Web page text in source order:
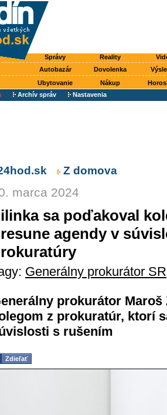
Správy Reality
Autobazár Dovolenka
Ubytovanie Nákup
Archív správ Nastavenia
Z domova
marca 2024
sa poďakoval
agendy v
Generálny prokurátor SR
prokurátor
z prokuratúr, ktorí
s rušením
Zdieľať